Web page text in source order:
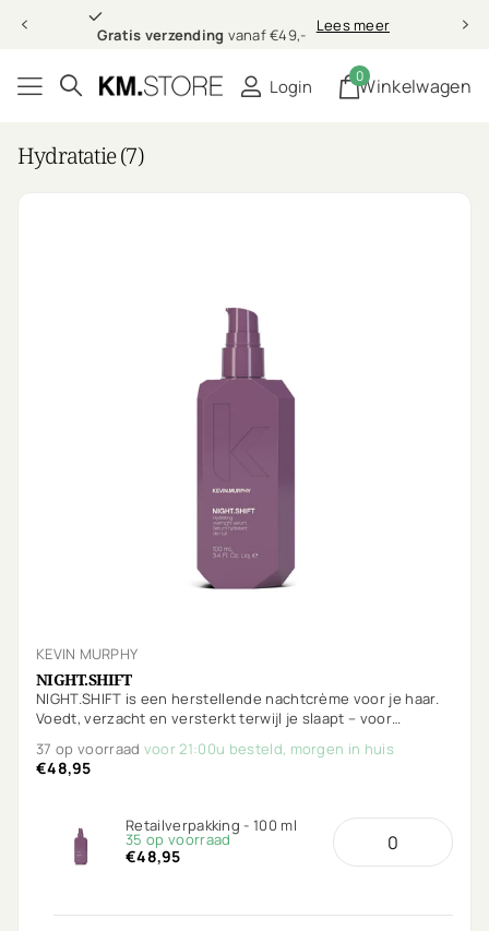
Gratis verzending vanaf €49,- Lees meer
Login Winkelwagen
0
Hydratatie (7)
KEVIN MURPHY
NIGHT.SHIFT
NIGHT.SHIFT is een herstellende nachtcrème voor je haar.
Voedt, verzacht en versterkt terwijl je slaapt – voor
37 op voorraad voor 21:00u besteld, morgen in huis
€48,95
Retailverpakking - 100 ml
35 op voorraad
€48,95